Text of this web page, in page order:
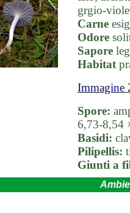
grgio-
Carne
Odore
Sapore
Habitat
Immagine
Spore:
6,73-8,54
Basidi:
Pilipellis:
Giunti a